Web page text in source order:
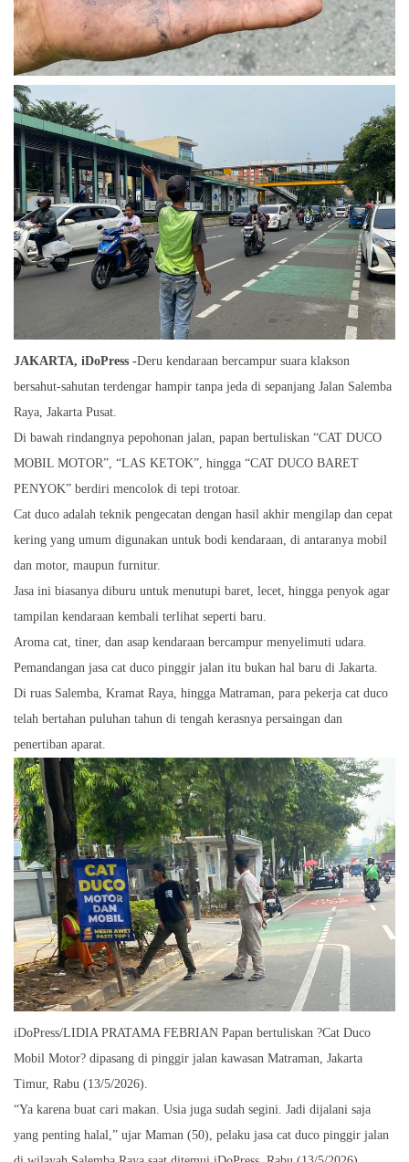
JAKARTA, iDoPress -Deru kendaraan bercampur suara klakson
bersahut-sahutan terdengar hampir tanpa jeda di sepanjang Jalan Salemba
Raya, Jakarta Pusat.
Di bawah rindangnya pepohonan jalan, papan bertuliskan “CAT DUCO
MOBIL MOTOR”, “LAS KETOK”, hingga “CAT DUCO BARET
PENYOK” berdiri mencolok di tepi trotoar.
Cat duco adalah teknik pengecatan dengan hasil akhir mengilap dan cepat
kering yang umum digunakan untuk bodi kendaraan, di antaranya mobil
dan motor, maupun furnitur.
Jasa ini biasanya diburu untuk menutupi baret, lecet, hingga penyok agar
tampilan kendaraan kembali terlihat seperti baru.
Aroma cat, tiner, dan asap kendaraan bercampur menyelimuti udara.
Pemandangan jasa cat duco pinggir jalan itu bukan hal baru di Jakarta.
Di ruas Salemba, Kramat Raya, hingga Matraman, para pekerja cat duco
telah bertahan puluhan tahun di tengah kerasnya persaingan dan
penertiban aparat.
iDoPress/LIDIA PRATAMA FEBRIAN Papan bertuliskan ?Cat Duco
Mobil Motor? dipasang di pinggir jalan kawasan Matraman, Jakarta
Timur, Rabu (13/5/2026).
“Ya karena buat cari makan. Usia juga sudah segini. Jadi dijalani saja
yang penting halal,” ujar Maman (50), pelaku jasa cat duco pinggir jalan